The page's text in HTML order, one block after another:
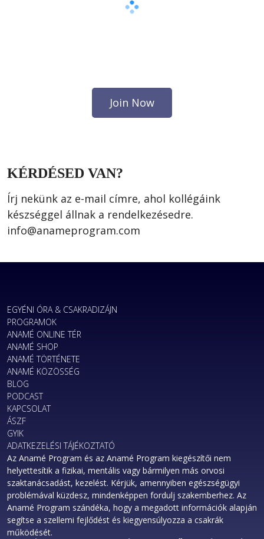
Join Now
KÉRDÉSED VAN?
Írj nekünk az e-mail címre, ahol kollégáink
készséggel állnak a rendelkezésedre.
info@anameprogram.com
EGYÉNI ÓRA & CSAKRADIZÁJN
PROGRAMOK
ANAMÉ ONLINE TÉR
ANAMÉ SHOP
ANAMÉ TÖRTÉNETE
ANAMÉ KÖZÖSSÉG
BLOG
PODCAST
KAPCSOLAT
ÁSZF
GYIK
ADATKEZELÉSI TÁJÉKOZTATÓ
Az Anamé Program és az Anamé Program kiegészítői nem
helyettesítik a fizikai, mentális vagy bármilyen más orvosi
szaktanácsadást, kezelést. Kérjük, amennyiben egészségügyi
problémával küzdesz, mindenképpen fordulj szakemberhez. Az
Anamé Program szándéka, hogy a megadott információk alapján
segítse a szellemi fejlődést és kiegyensúlyozza a csakrák
működését.